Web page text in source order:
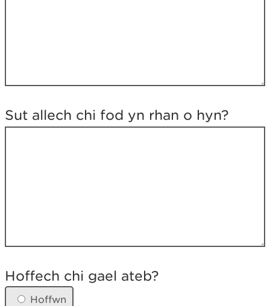
Sut allech chi fod yn rhan o hyn?
f
f
Hoffech chi gael ateb?
Hoffwn